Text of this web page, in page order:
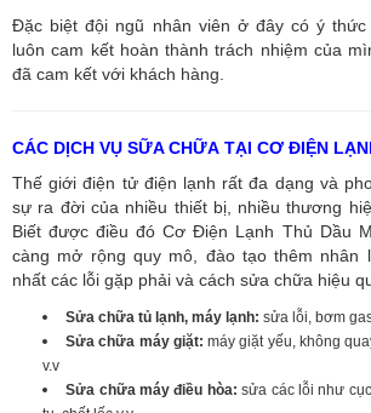
Đặc biệt đội ngũ nhân viên ở đây có ý
luôn cam kết hoàn thành trách nhiệm của
đã cam kết với khách hàng.
CÁC DỊCH VỤ SỮA CHỮA TẠI CƠ ĐIỆN
Thế giới điện tử điện lạnh rất đa dạng và
sự ra đời của nhiều thiết bị, nhiều thương
Biết được điều đó Cơ Điện Lạnh Thủ Dầu
càng mở rộng quy mô, đào tạo thêm nhân
nhất các lỗi gặp phải và cách sửa chữa hiệu
Sửa chữa tủ lạnh, máy lạnh: sửa lỗi, bơm
Sửa chữa máy giặt:máy giặt yếu, không
v.v
Sửa chữa máy điều hòa: sửa các lỗi như